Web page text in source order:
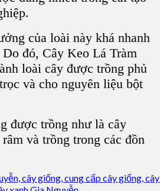
của loài này khá nhanh
đó, Cây Keo Lá Tràm
loài cây được trồng phủ
và cho nguyên liệu bột
được trồng như là cây
và trồng trong các đồn